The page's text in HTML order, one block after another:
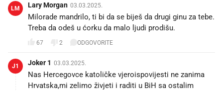
LM Lary Morgan 03.03.2025.
Milorade mandrilo, ti bi da se biješ da drugi ginu za tebe.
Treba da odeš u ćorku da malo ljudi prodišu.
67 2 ODGOVORITE
J1 Joker 1 03.03.2025.
Nas Hercegovce katoličke vjeroispovijesti ne zanima
Hrvatska,mi zelimo živjeti i raditi u BiH sa ostalim